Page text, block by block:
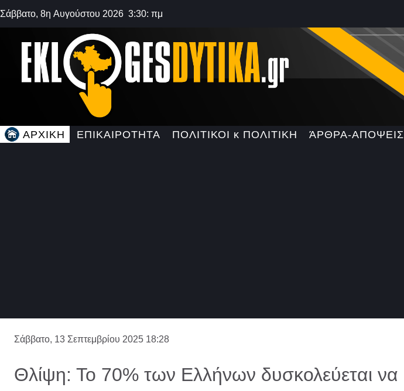
Σάββατο, 8η Αυγούστου 2026 3:30: πμ
ΑΡΧΙΚΗ ΕΠΙΚΑΙΡΟΤΗΤΑ ΠΟΛΙΤΙΚΟΙ κ ΠΟΛΙΤΙΚΗ ΆΡΘΡΑ-ΑΠΟΨΕΙΣ
Σάββατο, 13 Σεπτεμβρίου 2025 18:28
Θλίψη: Το 70% των Ελλήνων δυσκολεύεται να